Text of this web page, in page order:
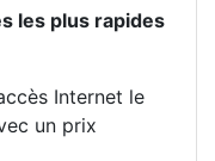
les plus rapides
Internet le
un prix